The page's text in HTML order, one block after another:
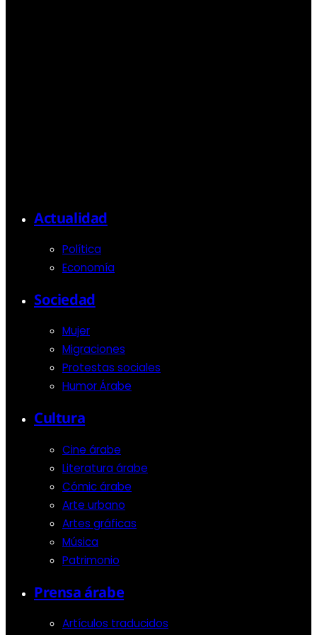
Actualidad
Política
Economía
Sociedad
Mujer
Migraciones
Protestas sociales
Humor Árabe
Cultura
Cine árabe
Literatura árabe
Cómic árabe
Arte urbano
Artes gráficas
Música
Patrimonio
Prensa árabe
Artículos traducidos